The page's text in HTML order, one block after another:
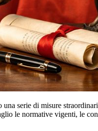
serie di misure
le normative vigenti, le